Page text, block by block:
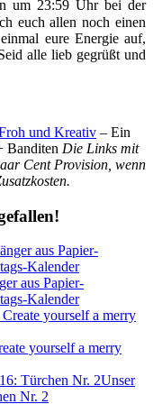
um 23:59 Uhr bei der
euch allen noch einen
eure Energie auf,
alle lieb gegrüßt und
und Kreativ – Ein
Banditen Die Links mit
Cent Provision, wenn
aus Papier-
Kalender
yourself a merry
Unser
Nr. 2